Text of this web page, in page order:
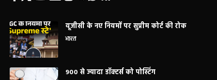
यूजीसी के नए नियमों पर सुप्रीम कोर्ट की रोक
भारत
900 से ज्यादा डॉक्टर्स को पोस्टिंग